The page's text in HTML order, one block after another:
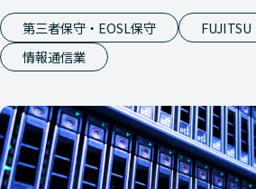
第三者保守・EOSL保守
FUJITSU
情報通信業